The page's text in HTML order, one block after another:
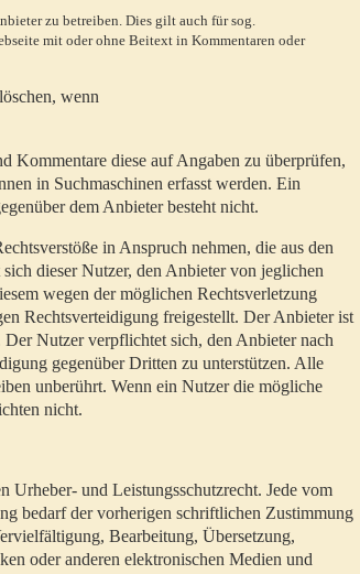
zu betreiben. Dies gilt auch für sog.
mit oder ohne Beitext in Kommentaren oder
wenn
Kommentare diese auf Angaben zu überprüfen,
in Suchmaschinen erfasst werden. Ein
dem Anbieter besteht nicht.
in Anspruch nehmen, die aus den
dieser Nutzer, den Anbieter von jeglichen
wegen der möglichen Rechtsverletzung
Rechtsverteidigung freigestellt. Der Anbieter ist
Nutzer verpflichtet sich, den Anbieter nach
gegenüber Dritten zu unterstützen. Alle
unberührt. Wenn ein Nutzer die mögliche
nicht.
Urheber- und Leistungsschutzrecht. Jede vom
bedarf der vorherigen schriftlichen Zustimmung
Bearbeitung, Übersetzung,
oder anderen elektronischen Medien und